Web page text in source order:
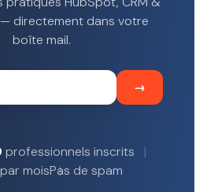
directement dans votre
boîte mail.
professionnels inscrits
moisPas de spam